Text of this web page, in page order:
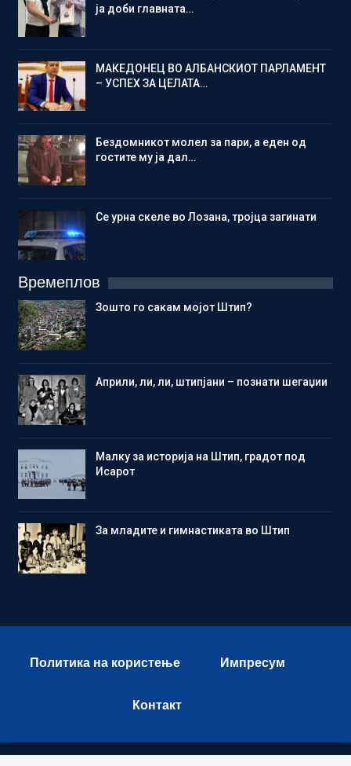
ја доби главната…
МАКЕДОНЕЦ ВО АЛБАНСКИОТ ПАРЛАМЕНТ
– УСПЕХ ЗА ЦЕЛАТА…
Бездомникот молел за пари, а еден од
гостите му ја дал…
Се урна скеле во Лозана, тројца загинати
Времеплов
Зошто го сакам мојот Штип?
Aприли, ли, ли, штипјани – познати шегаџии
Малку за историја на Штип, градот под
Исарот
Зa младите и гимнастиката во Штип
Политика на користење Импресум
Контакт